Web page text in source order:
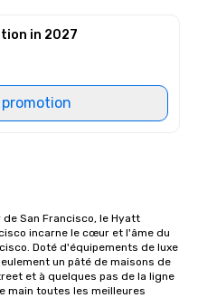
in 2027
San Francisco, le Hyatt
incarne le cœur et l'âme du
Doté d'équipements de luxe
un pâté de maisons de
et à quelques pas de la ligne
main toutes les meilleures